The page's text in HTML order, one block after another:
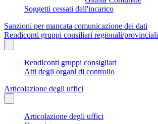
Soggetti cessati dall'incarico
Sanzioni per mancata comunicazione dei dati
Rendiconti gruppi consiliari regionali/provinciali
Rendiconti gruppi consigliari
Atti degli organi di controllo
Articolazione degli uffici
Articolazione degli uffici